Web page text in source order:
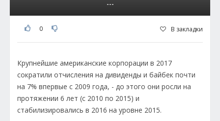
---
0 В закладки
Крупнейшие американские корпорации в 2017
сократили отчисления на дивиденды и байбек почти
на 7% впервые с 2009 года, - до этого они росли на
протяжении 6 лет (с 2010 по 2015) и
стабилизировались в 2016 на уровне 2015.